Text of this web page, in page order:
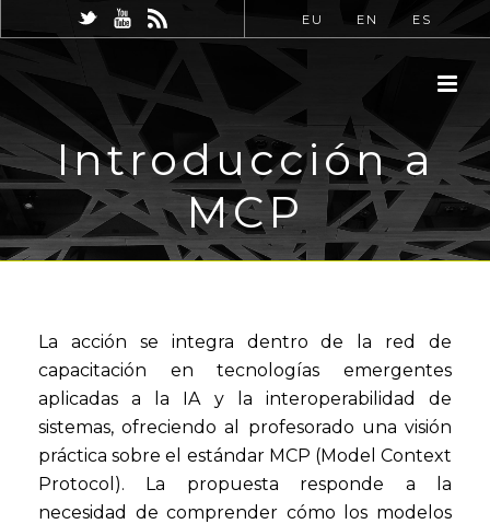
EU EN ES
Introducción a
MCP
La acción se integra dentro de la red de
capacitación en tecnologías emergentes
aplicadas a la IA y la interoperabilidad de
sistemas, ofreciendo al profesorado una visión
práctica sobre el estándar MCP (Model Context
Protocol). La propuesta responde a la
necesidad de comprender cómo los modelos